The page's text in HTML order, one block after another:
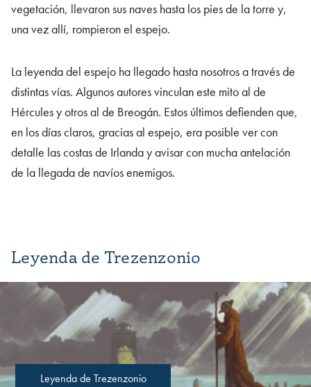
vegetación, llevaron sus naves hasta los pies de la torre y,
una vez allí, rompieron el espejo.
La leyenda del espejo ha llegado hasta nosotros a través de
distintas vías. Algunos autores vinculan este mito al de
Hércules y otros al de Breogán. Estos últimos defienden que,
en los días claros, gracias al espejo, era posible ver con
detalle las costas de Irlanda y avisar con mucha antelación
de la llegada de navíos enemigos.
Leyenda de Trezenzonio
Leyenda de Trezenzonio